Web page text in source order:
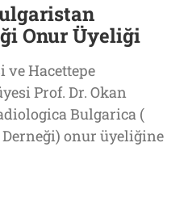
Onur Üyeliği
Hacettepe
Prof. Dr. Okan
Bulgarica (
onur üyeliğine